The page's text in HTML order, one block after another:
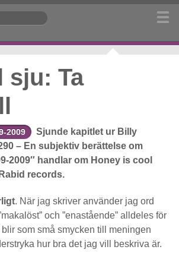
sju: Ta
2009
Sjunde kapitlet ur Billy
– En subjektiv berättelse om
2009″ handlar om Honey is cool
records.
. När jag skriver använder jag ord
och ”enastående” alldeles för
som små smycken till meningen
hur bra det jag vill beskriva är.